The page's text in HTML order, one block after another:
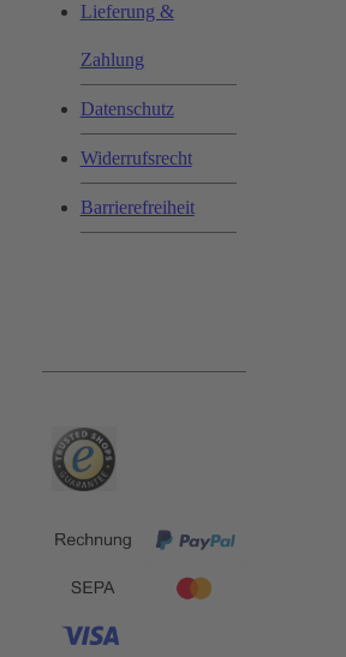
Lieferung &
Zahlung
Datenschutz
Widerrufsrecht
Barrierefreiheit